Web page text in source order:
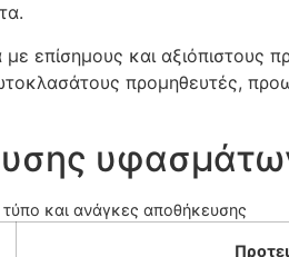
επίσημους και αξιόπιστους
προμηθευτές,
και ανάγκες αποθήκευσης